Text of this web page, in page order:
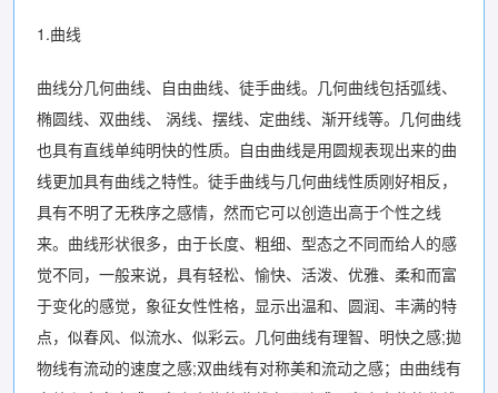
1.曲线
曲线分几何曲线、自由曲线、徒手曲线。几何曲线包括弧线、
椭圆线、双曲线、 涡线、摆线、定曲线、渐开线等。几何曲线
也具有直线单纯明快的性质。自由曲线是用圆规表现出来的曲
线更加具有曲线之特性。徒手曲线与几何曲线性质刚好相反，
具有不明了无秩序之感情，然而它可以创造出高于个性之线
来。曲线形状很多，由于长度、粗细、型态之不同而给人的感
觉不同，一般来说，具有轻松、愉快、活泼、优雅、柔和而富
于变化的感觉，象征女性性格，显示出温和、圆润、丰满的特
点，似春风、似流水、似彩云。几何曲线有理智、明快之感;拋
物线有流动的速度之感;双曲线有对称美和流动之感；由曲线有